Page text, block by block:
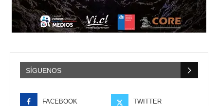
SÍGUENOS
FACEBOOK TWITTER